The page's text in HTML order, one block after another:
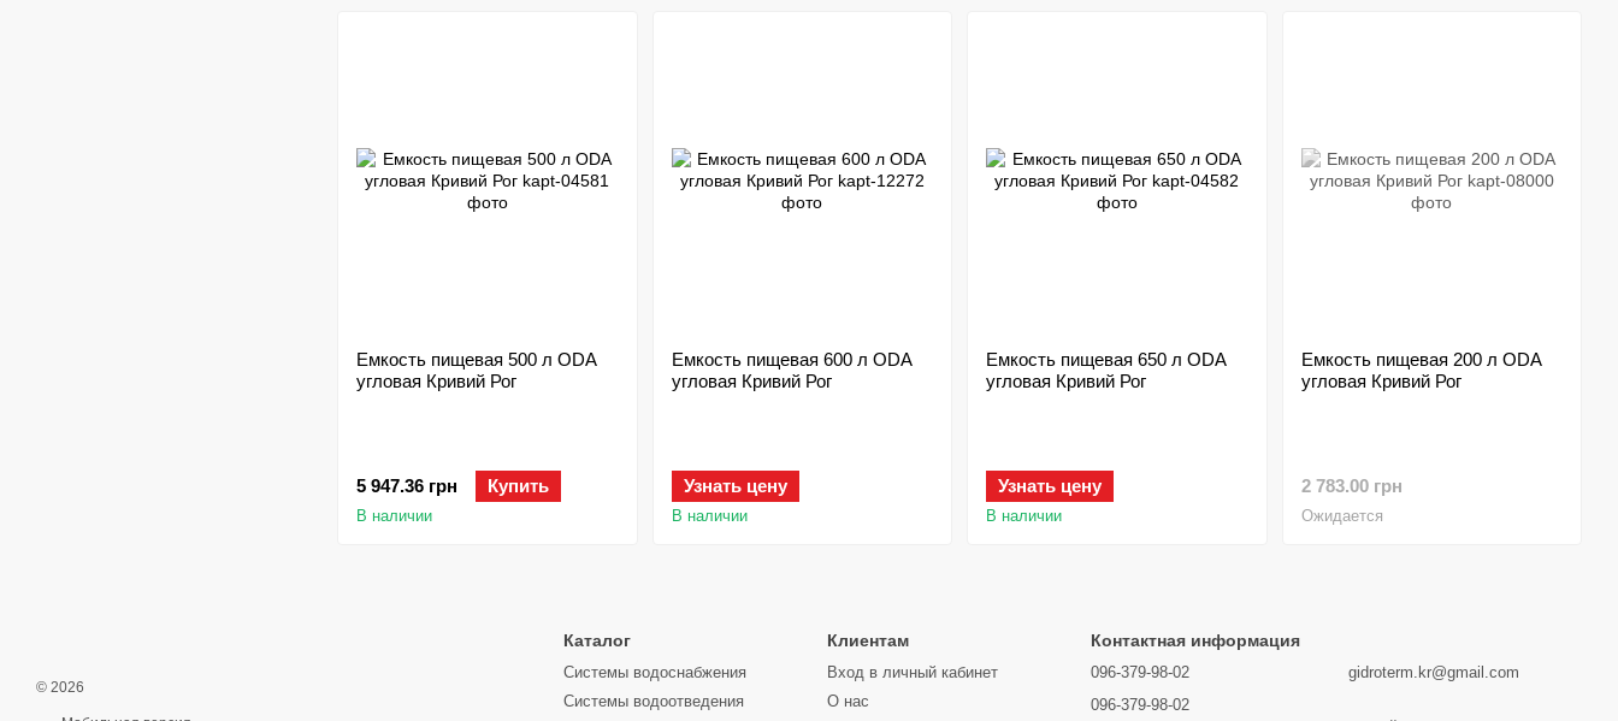
Емкость пищевая 500 л ODA
угловая Кривий Рог
5 947.36 грн Купить
В наличии
Емкость пищевая 600 л ODA
угловая Кривий Рог
Узнать цену
В наличии
Емкость пищевая 650 л ODA
угловая Кривий Рог
Узнать цену
В наличии
Емкость пищевая 200 л ODA
угловая Кривий Рог
2 783.00 грн
Ожидается
© 2026
Каталог
Системы водоснабжения
Системы водоотведения
Клиентам
Вход в личный кабинет
О нас
Контактная информация
096-379-98-02
096-379-98-02
gidroterm.kr@gmail.com